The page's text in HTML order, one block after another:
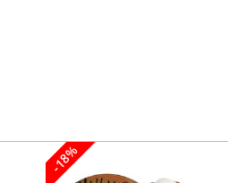
-18%